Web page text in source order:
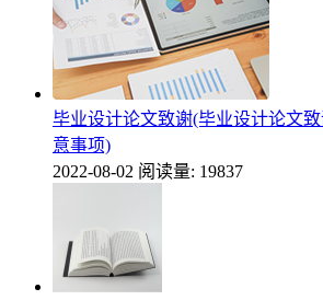
毕业设计论文致谢(毕业设计论文
意事项)
2022-08-02 阅读量: 19837